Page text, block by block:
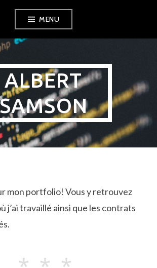
MENU
ALBERT
mon portfolio! Vous y retrouvez
j’ai travaillé ainsi que les contrats